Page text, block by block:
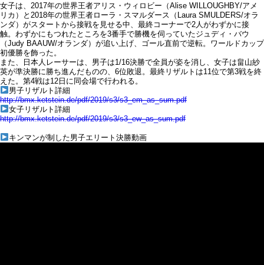
女子は、2017年の世界王者アリス・ウィロビー（Alise WILLOUGHBY/アメ
リカ）と2018年の世界王者ローラ・スマルダース（Laura SMULDERS/オラ
ンダ）がスタートから接戦を見せる中、最終コーナーで2人がわずかに接
触。わずかにもつれたところを3番手で勝機を伺っていたジュディ・バウ
（Judy BAAUW/オランダ）が追い上げ、ゴール直前で逆転。ワールドカップ
初優勝を飾った。
また、日本人レーサーは、男子は1/16決勝で全員が姿を消し、女子は畠山紗
英が準決勝に勝ち進んだものの、6位敗退。最終リザルトは11位で第3戦を終
えた。第4戦は12日に同会場で行われる。
男子リザルト詳細
http://bmx.ketstein.de/pdf/2019/s3/s3_em_as_sum.pdf
女子リザルト詳細
http://bmx.ketstein.de/pdf/2019/s3/s3_ew_as_sum.pdf
キンマンが制した男子エリート決勝動画